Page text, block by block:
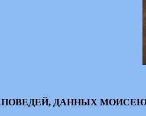
ДАННЫХ